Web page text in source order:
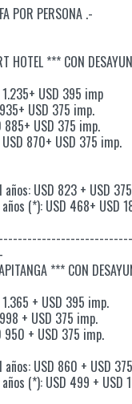
POR PERSONA .-
HOTEL *** CON
1.235+ USD 395 imp
935+ USD 375 imp.
885+ USD 375 imp.
USD 870+ USD 375 imp.
USD 823 + USD
(*): USD 468+ USD
*** CON
1.365 + USD 395 imp.
998 + USD 375 imp.
950 + USD 375 imp.
años: USD 860 + USD
(*): USD 499 + USD